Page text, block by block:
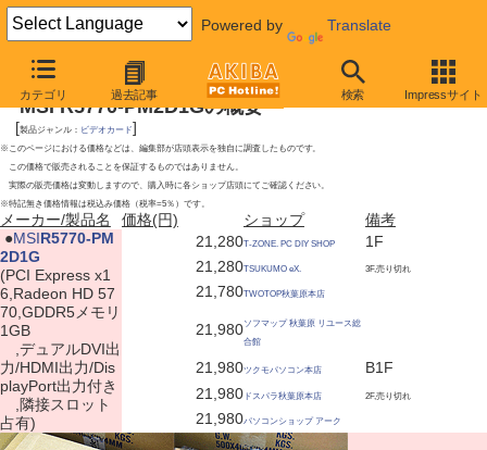
Powered by Translate
カテゴリ 過去記事 検索 Impressサイト
2009年10月17日号
MSI R5770-PM2D1Gの概要
[製品ジャンル： ビデオカード]
※このページにおける価格などは、編集部が店頭表示を独自に調査したものです。
この価格で販売されることを保証するものではありません。
実際の販売価格は変動しますので、購入時に各ショップ店頭にてご確認ください。
※特記無き価格情報は税込み価格（税率=5％）です。
メーカー/製品名 価格(円) ショップ
備考
●MSIR5770-PM
2D1G
(PCI Express x1
6,Radeon HD 57
70,GDDR5メモリ
1GB
,デュアルDVI出
力/HDMI出力/Dis
playPort出力付き
,隣接スロット
占有)
21,280T-ZONE. PC DIY SHOP
1F
21,280TSUKUMO eX. 3F,売り切れ
21,780TWOTOP秋葉原本店
21,980ソフマップ 秋葉原 リユース総
合館
21,980ツクモパソコン本店
B1F
21,980 ドスパラ秋葉原本店 2F,売り切れ
21,980パソコンショップ アーク